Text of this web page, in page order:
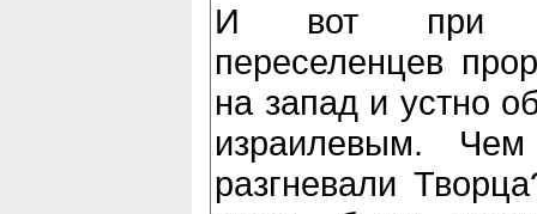
И вот при
переселенцев
на запад и устно
израилевым.
разгневали